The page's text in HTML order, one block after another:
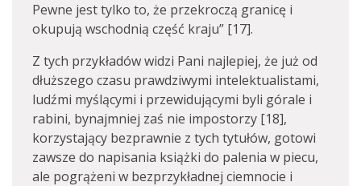
Pewne jest tylko to, że przekroczą granicę i
okupują wschodnią część kraju” [17].
Z tych przykładów widzi Pani najlepiej, że już od
dłuższego czasu prawdziwymi intelektualistami,
ludźmi myślącymi i przewidującymi byli górale i
rabini, bynajmniej zaś nie impostorzy [18],
korzystający bezprawnie z tych tytułów, gotowi
zawsze do napisania książki do palenia w piecu,
ale pogrążeni w bezprzykładnej ciemnocie i